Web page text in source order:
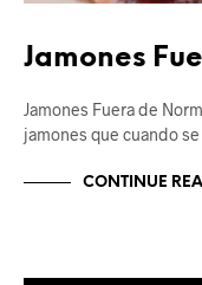
Jamones
Jamones Fuera de
jamones que cuando se
CONTINUE